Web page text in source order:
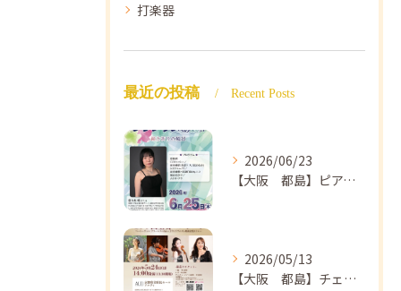
打楽器
最近の投稿 Recent Posts
2026/06/23
【大阪 都島】ピアノ教室ならNAOMIミュージックスクール ピアノ講師 佐々木唯先生のコンサートのご案内🎵
2026/05/13
【大阪 都島】チェロ教室 NAOMIミュージックスクール❣️チェリスト中島紗理先生のコンサートのご案内🎵